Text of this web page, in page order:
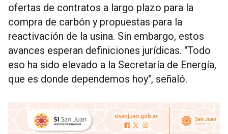
ofertas de contratos a largo plazo para la
compra de carbón y propuestas para la
reactivación de la usina. Sin embargo, estos
avances esperan definiciones jurídicas. "Todo
eso ha sido elevado a la Secretaría de Energía,
que es donde dependemos hoy", señaló.